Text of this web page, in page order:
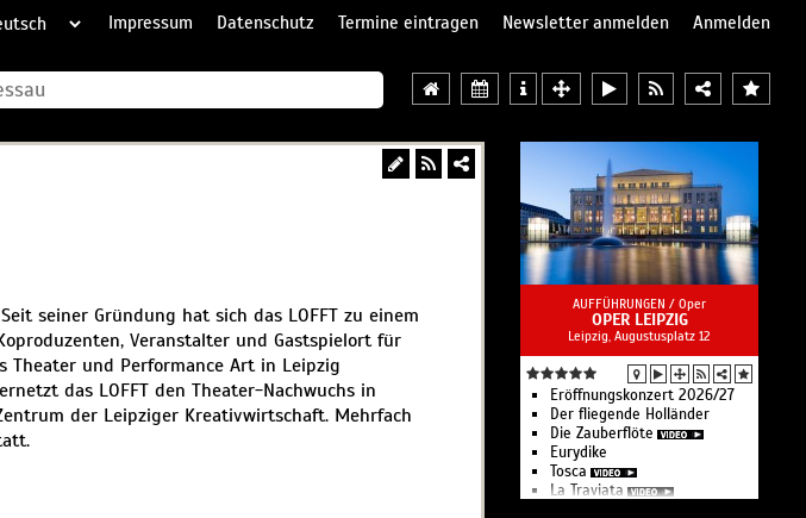
Impressum Datenschutz Termine eintragen Newsletter anmelden
Anmelden
seiner Gründung hat sich das LOFFT zu einem
Veranstalter und Gastspielort für
Theater und Performance Art in Leipzig
das LOFFT den Theater-Nachwuchs in
der Leipziger Kreativwirtschaft. Mehrfach
AUFFÜHRUNGEN / Oper
OPER LEIPZIG
Leipzig, Augustusplatz 12
Eröffnungskonzert 2026/27
Der fliegende Holländer
Die Zauberflöte
Eurydike
Tosca
La Traviata